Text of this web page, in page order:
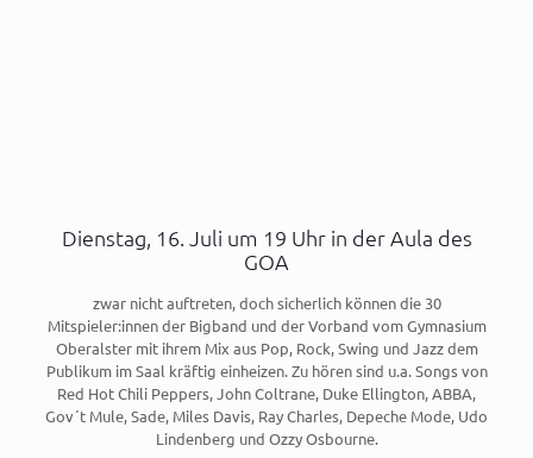
Dienstag, 16. Juli um 19 Uhr in der Aula des
GOA
zwar nicht auftreten, doch sicherlich können die 30
Mitspieler:innen der Bigband und der Vorband vom Gymnasium
Oberalster mit ihrem Mix aus Pop, Rock, Swing und Jazz dem
Publikum im Saal kräftig einheizen. Zu hören sind u.a. Songs von
Red Hot Chili Peppers, John Coltrane, Duke Ellington, ABBA,
Gov´t Mule, Sade, Miles Davis, Ray Charles, Depeche Mode, Udo
Lindenberg und Ozzy Osbourne.